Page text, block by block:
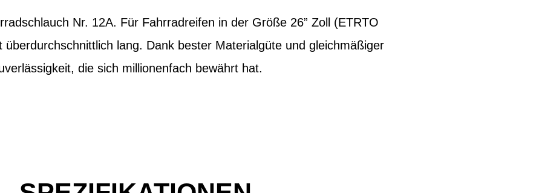
Nr. 12A. Für Fahrradreifen in der Größe 26” Zoll (ETRTO
lang. Dank bester Materialgüte und gleichmäßiger
die sich millionenfach bewährt hat.